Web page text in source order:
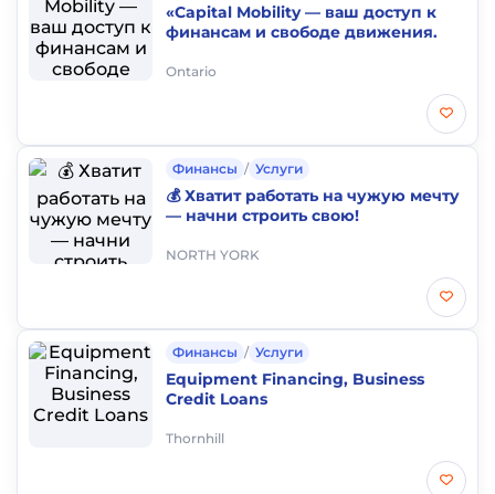
«Capital Mobility — ваш доступ к
финансам и свободе движения.
Ontario
Финансы / Услуги
💰 Хватит работать на чужую мечту
— начни строить свою!
NORTH YORK
Финансы / Услуги
Equipment Financing, Business
Credit Loans
Thornhill